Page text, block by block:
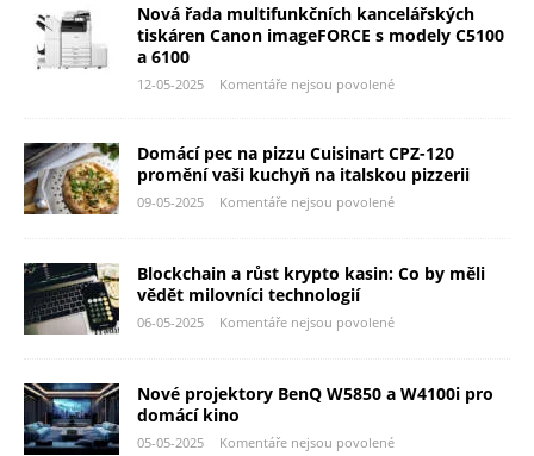
Nová řada multifunkčních kancelářských
tiskáren Canon imageFORCE s modely C5100
a 6100
12-05-2025 Komentáře nejsou povolené
Domácí pec na pizzu Cuisinart CPZ-120
promění vaši kuchyň na italskou pizzerii
09-05-2025 Komentáře nejsou povolené
Blockchain a růst krypto kasin: Co by měli
vědět milovníci technologií
06-05-2025 Komentáře nejsou povolené
Nové projektory BenQ W5850 a W4100i pro
domácí kino
05-05-2025 Komentáře nejsou povolené